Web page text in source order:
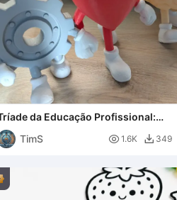
da Educação Profissional:
Tecnologia, Saúde e Ciências Sociais
TimS
 1.6K  349